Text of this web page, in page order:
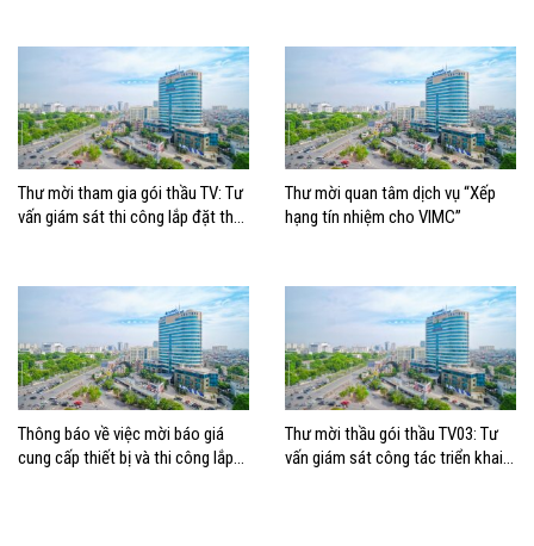
nhà Ocean Park
Thư mời tham gia gói thầu TV: Tư
vấn giám sát thi công lắp đặt thay
Thư mời quan tâm dịch vụ “Xếp
hạng tín nhiệm cho VIMC”
Thông báo về việc mời báo giá
cung cấp thiết bị và thi công lắp
Thư mời thầu gói thầu TV03: Tư
vấn giám sát công tác triển khai